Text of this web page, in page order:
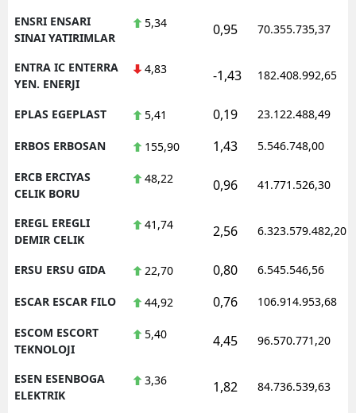
ENSRI ENSARI
SINAI YATIRIMLAR
5,34 0,95 70.355.735,37
ENTRA IC ENTERRA
YEN. ENERJI
4,83 -1,43 182.408.992,65
EPLAS EGEPLAST 5,41 0,19 23.122.488,49
ERBOS ERBOSAN 155,90 1,43 5.546.748,00
ERCB ERCIYAS
CELIK BORU
48,22 0,96 41.771.526,30
EREGL EREGLI
DEMIR CELIK
41,74 2,56 6.323.579.482,20
ERSU ERSU GIDA 22,70 0,80 6.545.546,56
ESCAR ESCAR FILO 44,92 0,76 106.914.953,68
ESCOM ESCORT
TEKNOLOJI
5,40 4,45 96.570.771,20
ESEN ESENBOGA
ELEKTRIK
3,36 1,82 84.736.539,63